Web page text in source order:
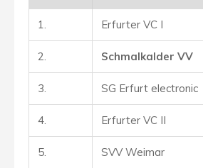
1. Erfurter VC I
2. Schmalkalder VV
3. SG Erfurt electronic
4. Erfurter VC II
5. SVV Weimar